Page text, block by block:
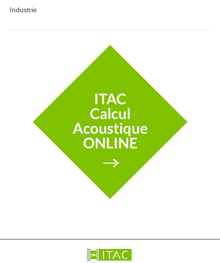
Industrie